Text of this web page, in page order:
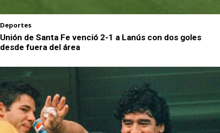
Deportes
Unión de Santa Fe venció 2-1 a Lanús con dos goles
desde fuera del área